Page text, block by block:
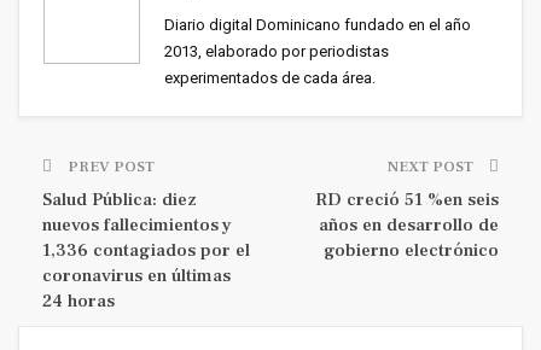
Diario digital Dominicano fundado en el año
2013, elaborado por periodistas
experimentados de cada área.
PREV POST
Salud Pública: diez
nuevos fallecimientos y
1,336 contagiados por el
coronavirus en últimas
24 horas
NEXT POST
RD creció 51 %en seis
años en desarrollo de
gobierno electrónico